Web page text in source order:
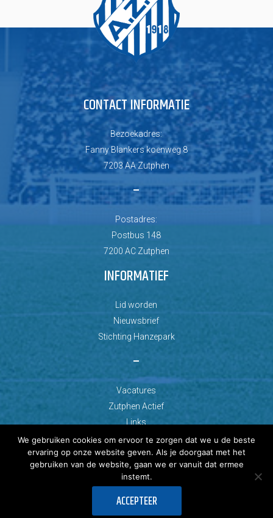
CONTACT INFORMATIE
Bezoekadres:
Fanny Blankers koenweg 8
7203 AA Zutphen
–
Postadres:
Postbus 148
7200 AC Zutphen
INFORMATIEF
Lid worden
Nieuwsbrief
Stichting Hanzepark
–
Vacatures
Zutphen Actief
Links
© Copyright 2026 AZC Zutphen
Ontwikkeld door: Best4u Group B.V.
We gebruiken cookies om ervoor te zorgen dat we u de beste
ervaring op onze website geven. Als je doorgaat met het
gebruiken van de website, gaan we er vanuit dat ermee
instemt.
ACCEPTEER